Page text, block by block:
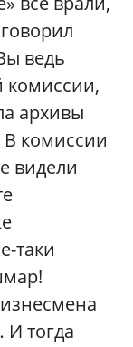
ведь
комиссии,
архивы
комиссии
видели
таки
И тогда